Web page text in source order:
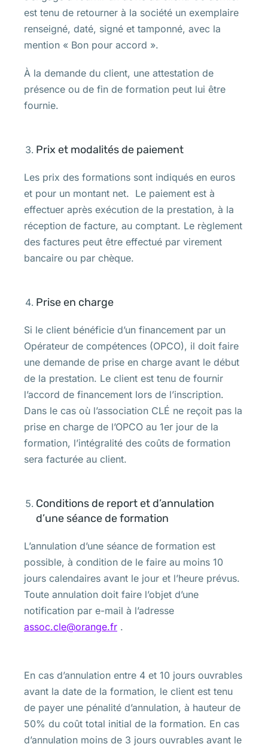
est tenu de retourner à la société un exemplaire
renseigné, daté, signé et tamponné, avec la
mention « Bon pour accord ».
À la demande du client, une attestation de
présence ou de fin de formation peut lui être
fournie.
Prix et modalités de paiement
Les prix des formations sont indiqués en euros
et pour un montant net. Le paiement est à
effectuer après exécution de la prestation, à la
réception de facture, au comptant. Le règlement
des factures peut être effectué par virement
bancaire ou par chèque.
Prise en charge
Si le client bénéficie d’un financement par un
Opérateur de compétences (OPCO), il doit faire
une demande de prise en charge avant le début
de la prestation. Le client est tenu de fournir
l’accord de financement lors de l’inscription.
Dans le cas où l’association CLÉ ne reçoit pas la
prise en charge de l’OPCO au 1er jour de la
formation, l’intégralité des coûts de formation
sera facturée au client.
Conditions de report et d’annulation
d’une séance de formation
L’annulation d’une séance de formation est
possible, à condition de le faire au moins 10
jours calendaires avant le jour et l’heure prévus.
Toute annulation doit faire l’objet d’une
notification par e-mail à l’adresse
assoc.cle@orange.fr .
En cas d’annulation entre 4 et 10 jours ouvrables
avant la date de la formation, le client est tenu
de payer une pénalité d’annulation, à hauteur de
50% du coût total initial de la formation. En cas
d’annulation moins de 3 jours ouvrables avant le